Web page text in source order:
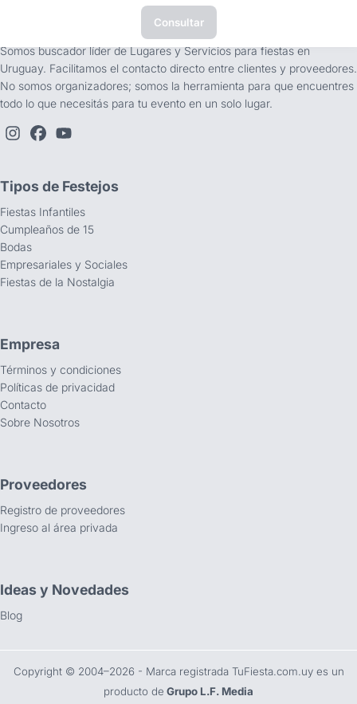
Consultar
Somos buscador líder de Lugares y Servicios para fiestas en
Uruguay. Facilitamos el contacto directo entre clientes y proveedores.
No somos organizadores; somos la herramienta para que encuentres
todo lo que necesitás para tu evento en un solo lugar.
Tipos de Festejos
Fiestas Infantiles
Cumpleaños de 15
Bodas
Empresariales y Sociales
Fiestas de la Nostalgia
Empresa
Términos y condiciones
Políticas de privacidad
Contacto
Sobre Nosotros
Proveedores
Registro de proveedores
Ingreso al área privada
Ideas y Novedades
Blog
Copyright ©️ 2004–2026 - Marca registrada TuFiesta.com.uy es un
producto de Grupo L.F. Media